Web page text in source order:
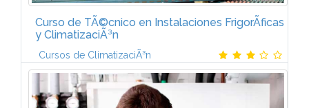
Curso de TÃ©cnico en Instalaciones FrigorÃ­ficas
y ClimatizaciÃ³n
Cursos de ClimatizaciÃ³n
Temario del Curso de Instalaciones frigorÃ­ficas y de
climatizaciÃ³n-Â¿QuÃ© vas a aprender en este Plan